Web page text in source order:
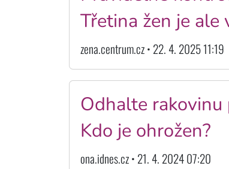
Třetina žen je ale
zena.centrum.cz • 22. 4. 2025 11:19
Odhalte rakovinu
Kdo je ohrožen?
ona.idnes.cz • 21. 4. 2024 07:20